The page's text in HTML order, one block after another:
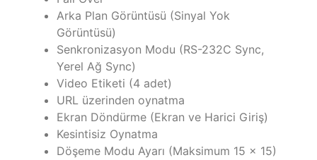
Arka Plan Görüntüsü (Sinyal Yok
Görüntüsü)
Senkronizasyon Modu (RS-232C Sync,
Yerel Ağ Sync)
Video Etiketi (4 adet)
URL üzerinden oynatma
Ekran Döndürme (Ekran ve Harici Giriş)
Kesintisiz Oynatma
Döşeme Modu Ayarı (Maksimum 15 × 15)